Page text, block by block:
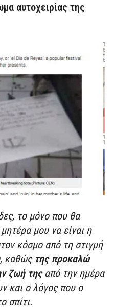
αυτοχειρίας της
το μόνο που θα
μου να είναι η
κόσμο από τη στιγμή
καθώς της προκαλώ
ζωή τηςαπό την ημέρα
και ο λόγος που ο
σπίτι.